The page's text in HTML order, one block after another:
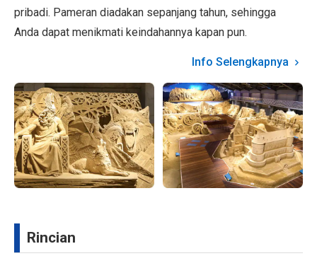
pribadi. Pameran diadakan sepanjang tahun, sehingga
Anda dapat menikmati keindahannya kapan pun.
Info Selengkapnya
Rincian